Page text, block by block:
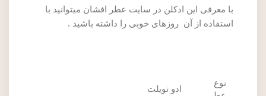
با معرفی این ادکلن در سایت عطر افشان میتوانید با
استفاده از آن روزهای خوبی را داشته باشید .
نوع
ادو تویلت